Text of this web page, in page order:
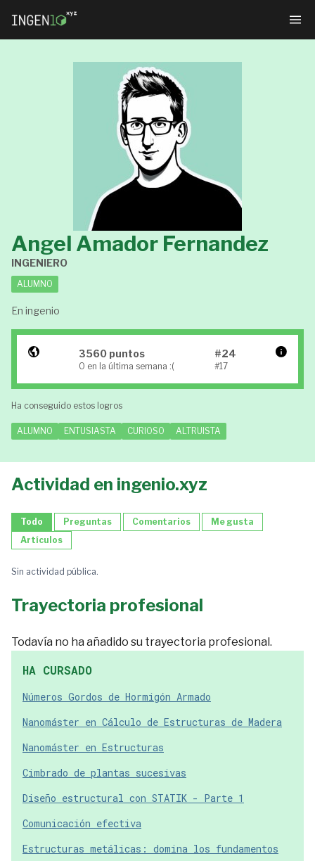
Angel Amador Fernandez
INGENIERO
ALUMNO
En ingenio
3560 puntos
0 en la última semana :(
#24
#17
Ha conseguido estos logros
ALUMNO ENTUSIASTA CURIOSO ALTRUISTA
Actividad en ingenio.xyz
Todo Preguntas Comentarios
Me gusta
Artículos
Sin actividad pública.
Trayectoria profesional
Todavía no ha añadido su trayectoria profesional.
HA CURSADO
Números Gordos de Hormigón Armado
Nanomáster en Cálculo de Estructuras de Madera
Nanomáster en Estructuras
Cimbrado de plantas sucesivas
Diseño estructural con STATIK - Parte 1
Comunicación efectiva
Estructuras metálicas: domina los fundamentos